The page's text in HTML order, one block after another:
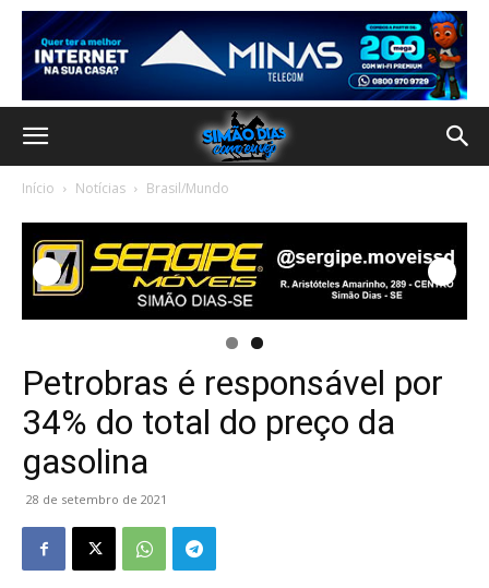
Início Notícias Brasil/Mundo
Petrobras é responsável por
34% do total do preço da
gasolina
28 de setembro de 2021